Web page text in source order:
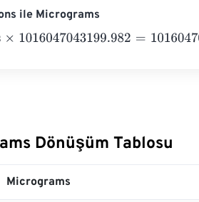
ile Micrograms
=10160470431999.82
Dönüşüm Tablosu
Micrograms